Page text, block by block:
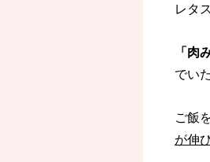
レタ
「肉
でい
ご飯
が伸